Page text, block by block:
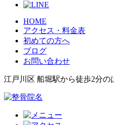
HOME
アクセス・料金表
初めての方へ
ブログ
お問い合わせ
江戸川区 船堀駅から徒歩2分の